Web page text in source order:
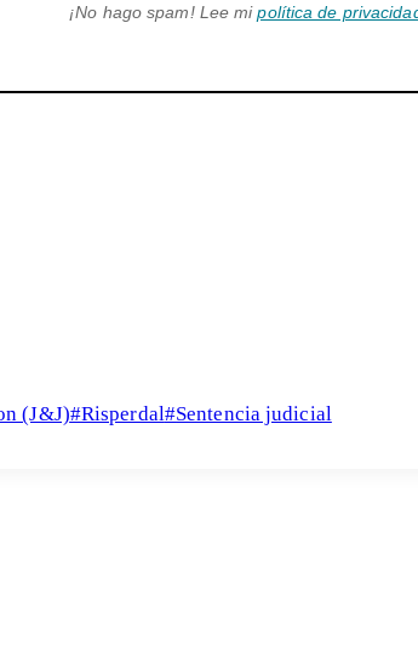
¡No hago spam! Lee mipolítica de
(J&J)#Risperdal#Sentencia judicial